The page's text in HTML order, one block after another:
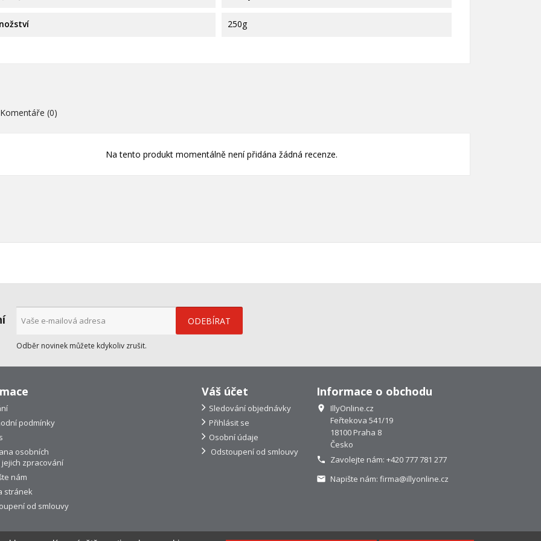
250g
Komentáře (0)
Na tento produkt momentálně není přidána žádná recenze.
Odběr novinek můžete kdykoliv zrušit.
podmínky
osobních
zpracování
nám
stránek
od smlouvy
Váš účet
Sledování objednávky
Přihlásit se
Osobní údaje
Odstoupení od smlouvy
Informace o obchodu

IllyOnline.cz
Feřtekova 541/19
18100 Praha 8
Česko
 Zavolejte nám: +420 777 781 277
 Napište nám: firma@illyonline.cz
Vytvořit nový seznam